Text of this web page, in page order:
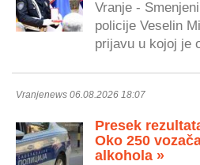
Vranje -
policije Veselin
prijavu u kojoj je
Vranjenews 06.08.2026 18:07
Presek
Oko 250
alkohola »